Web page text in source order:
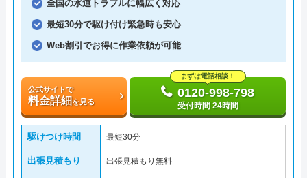
全国の水道トラブルに幅広く対応
最短30分で駆け付け緊急時も安心
Web割引でお得に作業依頼が可能
公式サイトで
料金詳細を見る
まずは電話相談！
0120-998-798
受付時間 24時間
駆けつけ時間 最短30分
出張見積もり 出張見積もり無料